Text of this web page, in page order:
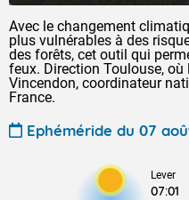
Avec le changement
plus vulnérables à des
des forêts, cet outil qui
feux. Direction Toulouse,
Vincendon, coordinateur
France.
Ephéméride du 07
Lever
07:01